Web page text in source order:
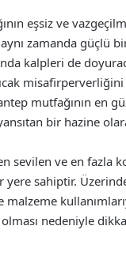
eşsiz ve
zamanda güçlü
kalpleri de
mutfağının en
bir hazine
sevilen ve en fazla
yere sahiptir.
olması nedeniyle